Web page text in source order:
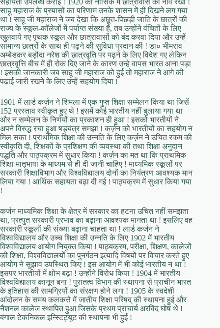
सहायता उपलब्ध कराई ! 1920 को नासिक में छात्रावास की नींव रखी !
साहू महाराज के प्रयासों का परिणाम उनके शासन में ही दिखने लग गया
था ! साहू जी महाराज ने जब देखा कि अछूत-पिछड़ी जाति के छात्रों की
राज्य के स्कूल-कॉलेजों में पर्याप्त संख्या हैं, तब उन्होंने वंचितों के लिए
खुलवाये गए पृथक स्कूल और छात्रावासों को बंद करवा दिया और उन्हें
सामान्य छात्रों के साथ ही पढ़ने की सुविधा प्रदान की ! डा० भीमराव
अम्बेडकर बड़ौदा नरेश की छात्रवृति पर पढ़ने के लिए विदेश गए लेकिन
छात्रवृत्ति बीच में ही रोक दिए जाने के कारण उन्हे वापस भारत आना पड़ा
! इसकी जानकारी जब साहू जी महाराज को हुई तो महाराज ने आगे की
पढ़ाई जारी रखने के लिए उन्हें सहयोग दिया !
1901 में लार्ड कर्ज़न ने शिमला में एक गुप्त शिक्षा सम्मेलन किया था जिसें
152 प्रस्ताव स्वीकृत हुए थे ! इसमें कोई भारतीय नहीं बुलाया गया था
और न सम्मेलन के निर्णयों का प्रकाशन ही हुआ ! इसको भारतीयों ने
अपने विरुद्ध रचा हुआ षड्यंत्र समझा ! कर्ज़न को भारतीयों का सहयोग न
मिल सका ! प्राथमिक शिक्षा की उन्नति के लिए कर्ज़न ने उचित रकम की
स्वीकृति दी, शिक्षकों के प्रशिक्षण की व्यवस्था की तथा शिक्षा अनुदान
पद्धति और पाठ्यक्रम में सुधार किया ! कर्ज़न का मत था कि प्राथमिक
शिक्षा मातृभाषा के माध्यम से ही दी जानी चाहिए ! माध्यमिक स्कूलों पर
सरकारी शिक्षाविभाग और विश्वविद्यालय दोनों का नियंत्रण आवश्यक मान
लिया गया ! आर्थिक सहायता बढ़ा दी गई ! पाठ्यक्रम में सुधार किया गया
!
कर्जन माध्यमिक शिक्षा के क्षेत्र में सरकार का हटना उचित नहीं समझता
था, प्रत्युत सरकारी प्रभाव का बढ़ाना आवश्यक मानता था ! इसलिए वह
सरकारी स्कूलों की संख्या बढ़ाना चाहता था ! लार्ड कर्जन ने
विश्वविद्यालय और उच्च शिक्षा की उन्नति के लिए 1902 में भारतीय
विश्वविद्यालय आयोग नियुक्त किया ! पाठ्यक्रम, परीक्षा, शिक्षण, कालेजों
की शिक्षा, विश्वविद्यालयों का पुनर्गठन इत्यादि विषयों पर विचार करते हुए
आयोग ने सुझाव उपस्थित किए ! इस आयोग में भी कोई भारतीय न था !
इसपर भारतीयों में क्षोभ बढ़ा ! उन्होंने विरोध किया ! 1904 में भारतीय
विश्वविद्यालय कानून बना ! पुरातत्व विभाग की स्थापना से प्राचीन भारत
के इतिहास की सामग्रियों का संरक्षण होने लगा ! 1905 के स्वदेशी
आंदोलन के समय कलकत्ते में जातीय शिक्षा परिषद् की स्थापना हुई और
नैशनल कालेज स्थापित हुआ जिसके प्रथम प्राचार्य अरविंद घोष थे !
बंगाल टेकनिकल इन्स्टिट्यूट की स्थापना भी हुई !